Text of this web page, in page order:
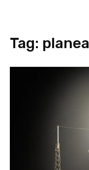
Tag: planea